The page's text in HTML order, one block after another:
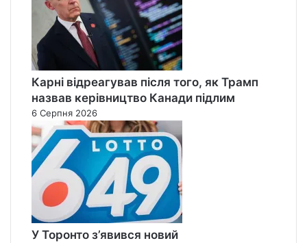
Карні відреагував після того, як Трамп
назвав керівництво Канади підлим
6 Серпня 2026
У Торонто з’явився новий